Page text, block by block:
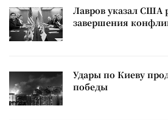
Лавров указал США
завершения
Удары по Киеву
победы